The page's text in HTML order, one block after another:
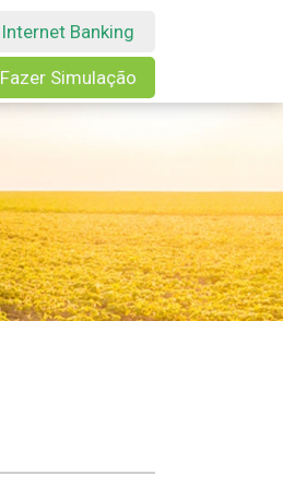
Internet Banking
Fazer Simulação